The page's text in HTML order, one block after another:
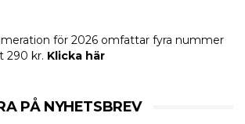
för 2026 omfattar fyra nummer
290 kr. Klicka här
PÅ NYHETSBREV